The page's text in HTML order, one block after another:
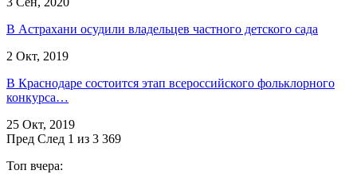
В Астрахани осудили владельцев частного детского сада
2 Окт, 2019
В Краснодаре состоится этап всероссийского фольклорного
конкурса…
25 Окт, 2019
Пред След 1 из 3 369
Топ вчера: